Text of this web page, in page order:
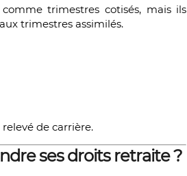
trimestres cotisés, mais ils
trimestres assimilés.
de carrière.
ses droits retraite ?